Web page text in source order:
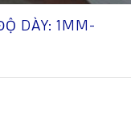
DÀY: 1MM-